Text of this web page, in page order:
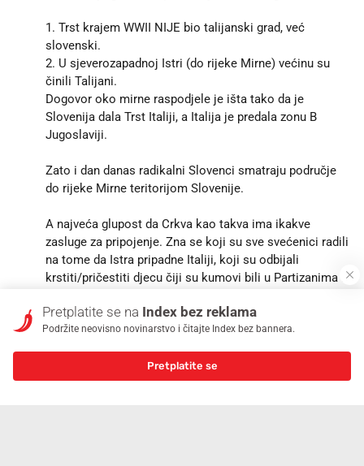
1. Trst krajem WWII NIJE bio talijanski grad, već
slovenski.
2. U sjeverozapadnoj Istri (do rijeke Mirne) većinu su
činili Talijani.
Dogovor oko mirne raspodjele je išta tako da je
Slovenija dala Trst Italiji, a Italija je predala zonu B
Jugoslaviji.
Zato i dan danas radikalni Slovenci smatraju područje
do rijeke Mirne teritorijom Slovenije.
A najveća glupost da Crkva kao takva ima ikakve
zasluge za pripojenje. Zna se koji su sve svećenici radili
na tome da Istra pripadne Italiji, koji su odbijali
krstiti/pričestiti djecu čiji su kumovi bili u Partizanima i
oni koji su se zaista borili za svoj narod (Božo
Milanović i sl.) su na marginama povijesti.
17 4
Pretplatite se na Index bez reklama
Podržite neovisno novinarstvo i čitajte Index bez bannera.
Pretplatite se